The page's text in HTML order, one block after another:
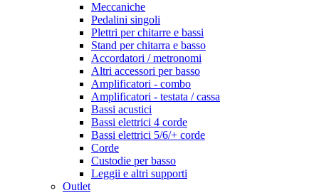
Meccaniche
Pedalini singoli
Plettri per chitarre e bassi
Stand per chitarra e basso
Accordatori / metronomi
Altri accessori per basso
Amplificatori - combo
Amplificatori - testata / cassa
Bassi acustici
Bassi elettrici 4 corde
Bassi elettrici 5/6/+ corde
Corde
Custodie per basso
Leggii e altri supporti
Outlet